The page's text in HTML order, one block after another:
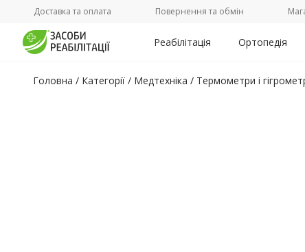
Доставка та оплата Повернення та обмін
Реабілітація Ортопедія
Головна / Категорії / Медтехніка / Термометри і